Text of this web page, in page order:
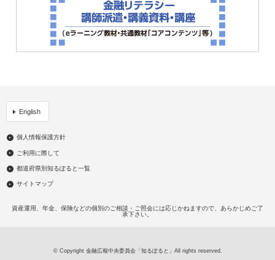
English
個人情報保護方針
ご利用に際して
都道府県別知るぽると一覧
サイトマップ
資産運用、年金、保険などの個別のご相談・ご照会には応じかねますので、あらかじめご了
承下さい。
© Copyright 金融広報中央委員会「知るぽると」All rights reserved.